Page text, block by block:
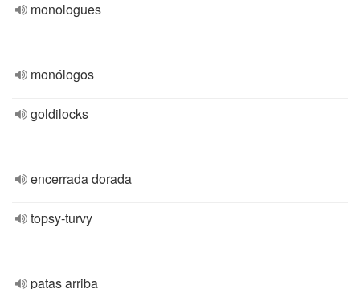
monologues
monólogos
goldilocks
encerrada dorada
topsy-turvy
patas arriba